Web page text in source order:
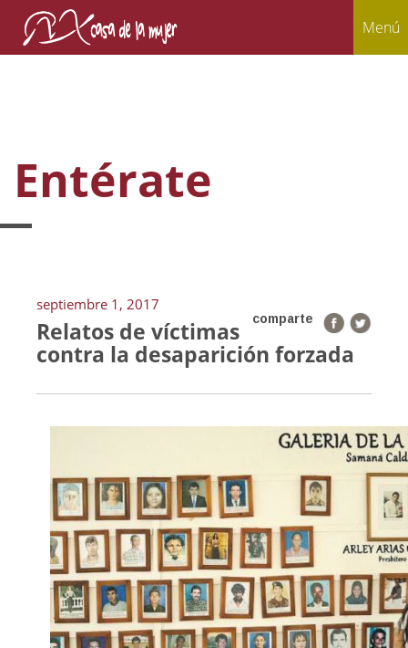
Menú
Entérate
septiembre 1, 2017
comparte
Relatos de víctimas
contra la desaparición forzada